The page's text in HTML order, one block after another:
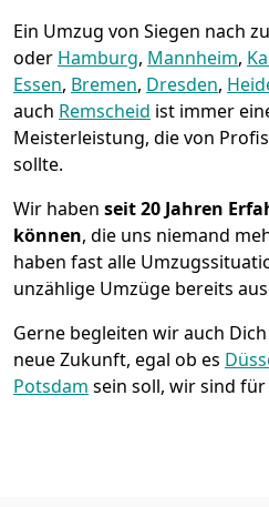
Ein Umzug von Siegen nach
oder Hamburg, Mannheim,
Essen, Bremen, Dresden,
auch Remscheid ist immer
Meisterleistung, die von
sollte.
Wir haben seit20 Jahren
können, die uns niemand
haben fast alle
unzählige Umzüge bereits
Gerne begleiten wir auch
neue Zukunft, egal ob es
Potsdam sein soll, wir sind für